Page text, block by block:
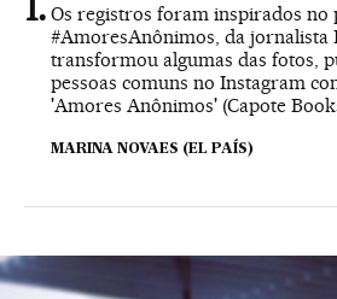
Os registros foram inspirados no
#AmoresAnônimos, da jornalista
transformou algumas das fotos,
pessoas comuns no Instagram
'Amores Anônimos' (Capote
MARINA NOVAES (EL PAÍS)